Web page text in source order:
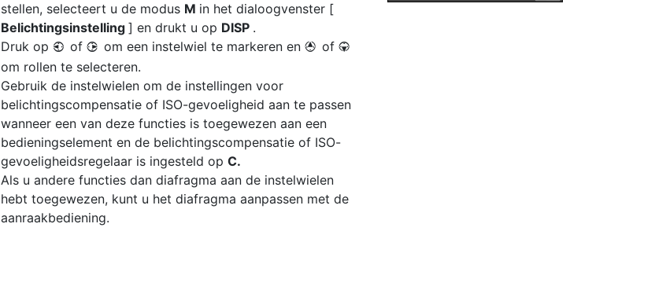
stellen, selecteert u de modus M in het dialoogvenster [
Belichtingsinstelling ] en drukt u op DISP .
Druk op 4 of 2 om een instelwiel te markeren en 1 of 3
om rollen te selecteren.
Gebruik de instelwielen om de instellingen voor
belichtingscompensatie of ISO-gevoeligheid aan te passen
wanneer een van deze functies is toegewezen aan een
bedieningselement en de belichtingscompensatie of ISO-
gevoeligheidsregelaar is ingesteld op C.
Als u andere functies dan diafragma aan de instelwielen
hebt toegewezen, kunt u het diafragma aanpassen met de
aanraakbediening.